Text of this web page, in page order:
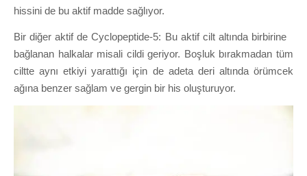
hissini de bu aktif madde sağlıyor.
Bir diğer aktif de Cyclopeptide-5: Bu aktif cilt altında birbirine
bağlanan halkalar misali cildi geriyor. Boşluk bırakmadan tüm
ciltte aynı etkiyi yarattığı için de adeta deri altında örümcek
ağına benzer sağlam ve gergin bir his oluşturuyor.